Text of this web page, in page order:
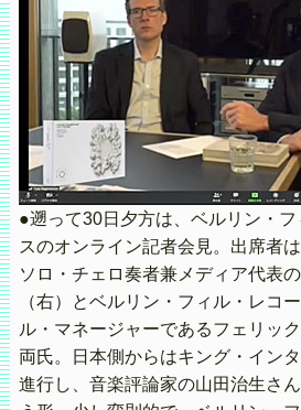
●遡って30日夕方は、ベルリン・
スのオンライン記者会見。出席者
ソロ・チェロ奏者兼メディア代表
（右）とベルリン・フィル・レコ
ル・マネージャーであるフェリッ
両氏。日本側からはキング・イン
進行し、音楽評論家の山田治生さ